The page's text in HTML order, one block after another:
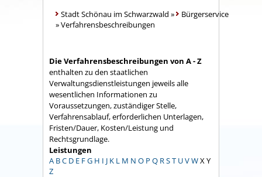
Stadt Schönau im Schwarzwald »
Bürgerservice
»Verfahrensbeschreibungen
Die Verfahrensbeschreibungen von A - Z
enthalten zu den staatlichen
Verwaltungsdienstleistungen jeweils alle
wesentlichen Informationen zu
Voraussetzungen, zuständiger Stelle,
Verfahrensablauf, erforderlichen Unterlagen,
Fristen/Dauer, Kosten/Leistung und
Rechtsgrundlage.
Leistungen
A BC D E FG H I J K L M N O P Q RST UVWX Y
Z